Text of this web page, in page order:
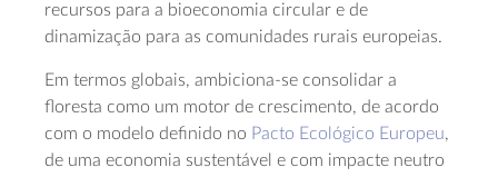
recursos para a bioeconomia circular e de
dinamização para as comunidades rurais europeias.
Em termos globais, ambiciona-se consolidar a
floresta como um motor de crescimento, de acordo
com o modelo definido no Pacto Ecológico Europeu,
de uma economia sustentável e com impacte neutro